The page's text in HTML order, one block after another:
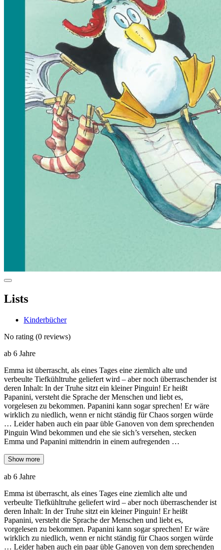
Lists
Kinderbücher
No rating (0 reviews)
ab 6 Jahre
Emma ist überrascht, als eines Tages eine ziemlich alte und
verbeulte Tiefkühltruhe geliefert wird – aber noch überraschender ist
deren Inhalt: In der Truhe sitzt ein kleiner Pinguin! Er heißt
Papanini, versteht die Sprache der Menschen und liebt es,
vorgelesen zu bekommen. Papanini kann sogar sprechen! Er wäre
wirklich zu niedlich, wenn er nicht ständig für Chaos sorgen würde
… Leider haben auch ein paar üble Ganoven von dem sprechenden
Pinguin Wind bekommen und ehe sie sich’s versehen, stecken
Emma und Papanini mittendrin in einem aufregenden …
Show more
ab 6 Jahre
Emma ist überrascht, als eines Tages eine ziemlich alte und
verbeulte Tiefkühltruhe geliefert wird – aber noch überraschender ist
deren Inhalt: In der Truhe sitzt ein kleiner Pinguin! Er heißt
Papanini, versteht die Sprache der Menschen und liebt es,
vorgelesen zu bekommen. Papanini kann sogar sprechen! Er wäre
wirklich zu niedlich, wenn er nicht ständig für Chaos sorgen würde
… Leider haben auch ein paar üble Ganoven von dem sprechenden